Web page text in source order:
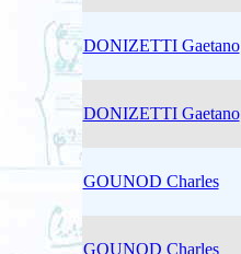
DONIZETTI Gaetano
DONIZETTI Gaetano
GOUNOD Charles
GOUNOD Charles